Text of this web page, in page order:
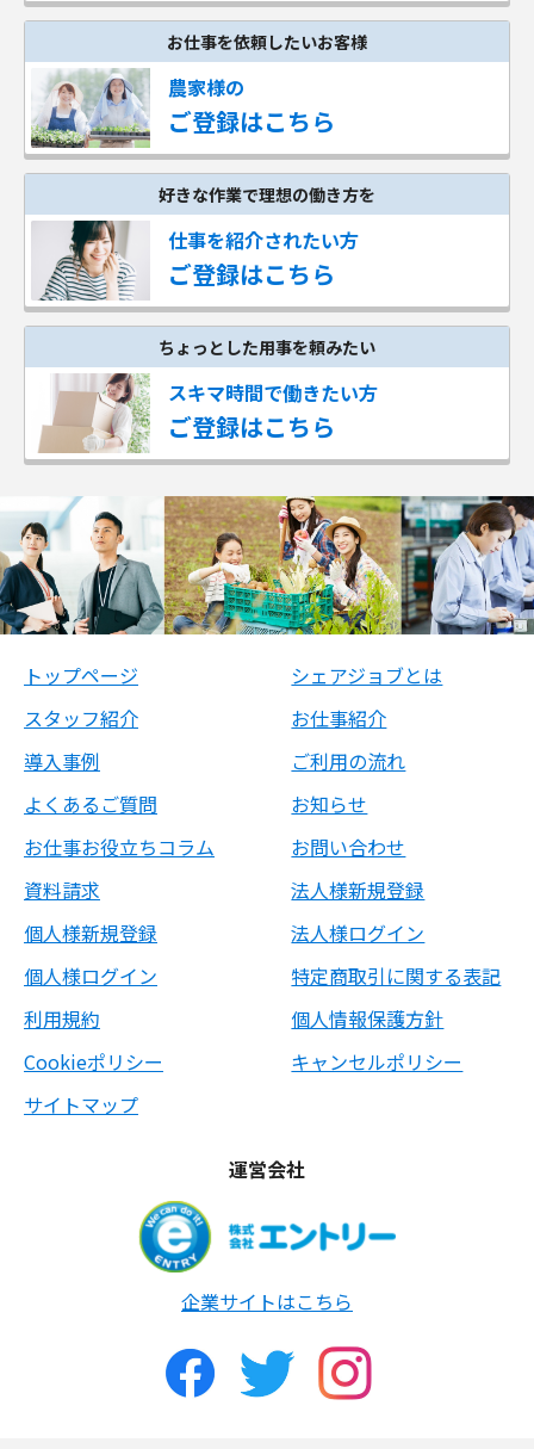
お仕事を依頼したいお客様
農家様の
ご登録はこちら
好きな作業で理想の働き方を
仕事を紹介されたい方
ご登録はこちら
ちょっとした用事を頼みたい
スキマ時間で働きたい方
ご登録はこちら
トップページ
シェアジョブとは
スタッフ紹介
お仕事紹介
導入事例
ご利用の流れ
よくあるご質問
お知らせ
お仕事お役立ちコラム
お問い合わせ
資料請求
法人様新規登録
個人様新規登録
法人様ログイン
個人様ログイン
特定商取引に関する表記
利用規約
個人情報保護方針
Cookieポリシー
キャンセルポリシー
サイトマップ
運営会社
企業サイトはこちら